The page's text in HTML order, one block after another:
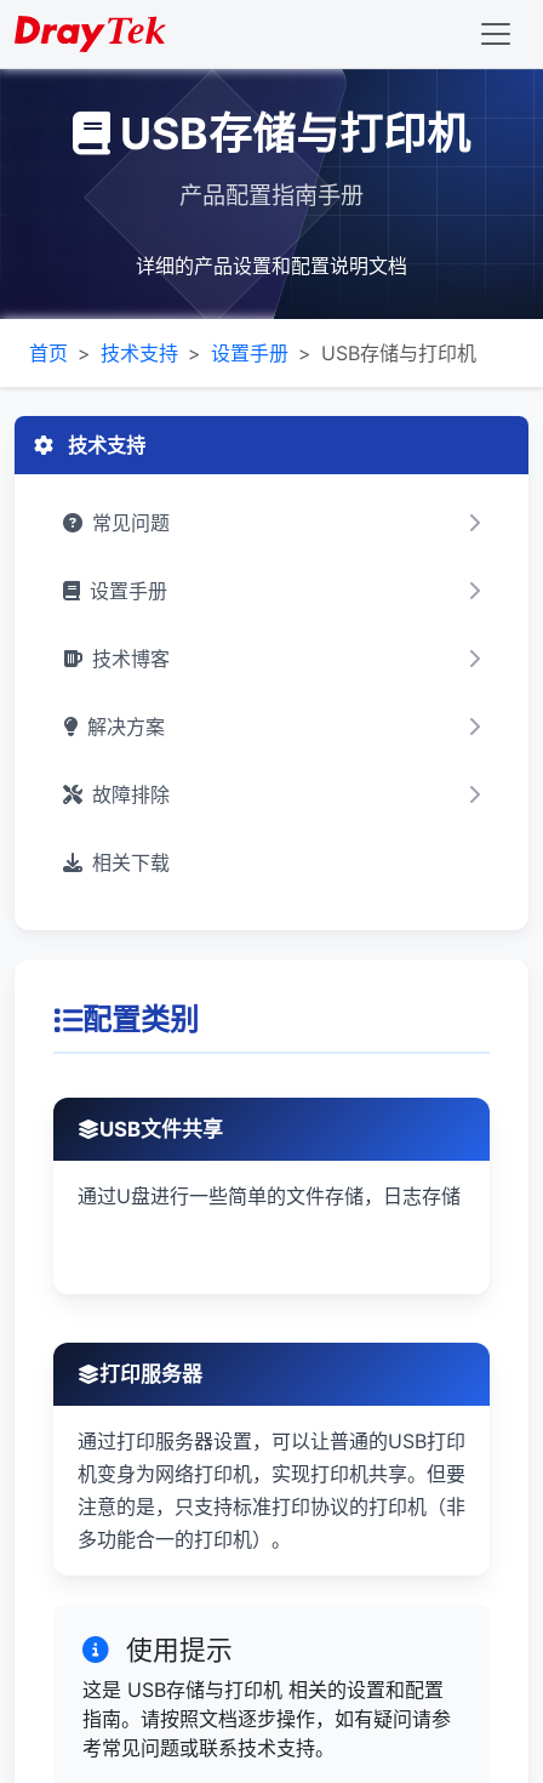
USB存储与打印机
产品配置指南手册
详细的产品设置和配置说明文档
首页 技术支持 设置手册 USB存储与打印机
技术支持
常见问题
设置手册
技术博客
解决方案
故障排除
相关下载
配置类别
USB文件共享
通过U盘进行一些简单的文件存储，日志存储
打印服务器
通过打印服务器设置，可以让普通的USB打印
机变身为网络打印机，实现打印机共享。但要
注意的是，只支持标准打印协议的打印机（非
多功能合一的打印机）。
使用提示
这是 USB存储与打印机 相关的设置和配置
指南。请按照文档逐步操作，如有疑问请参
考常见问题或联系技术支持。